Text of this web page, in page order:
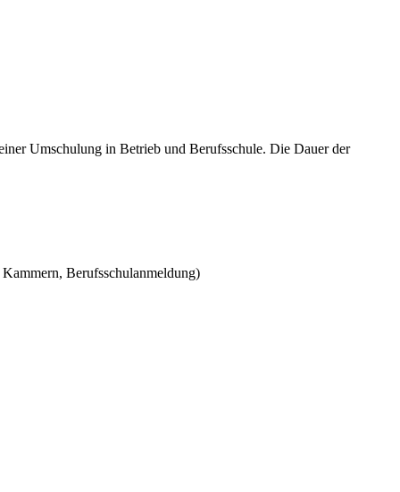
Umschulung in Betrieb und Berufsschule. Die Dauer der
Berufsschulanmeldung)